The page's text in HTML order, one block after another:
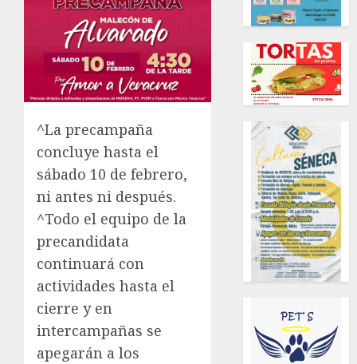
^La precampaña
concluye hasta el
sábado 10 de febrero,
ni antes ni después.
^Todo el equipo de la
precandidata
continuará con
actividades hasta el
cierre y en
intercampañas se
apegarán a los